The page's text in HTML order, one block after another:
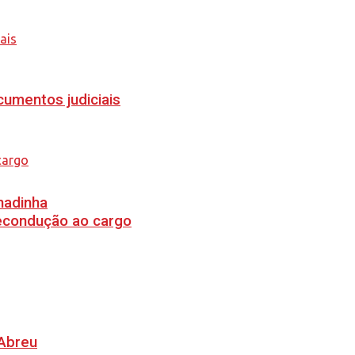
judiciais
ao cargo